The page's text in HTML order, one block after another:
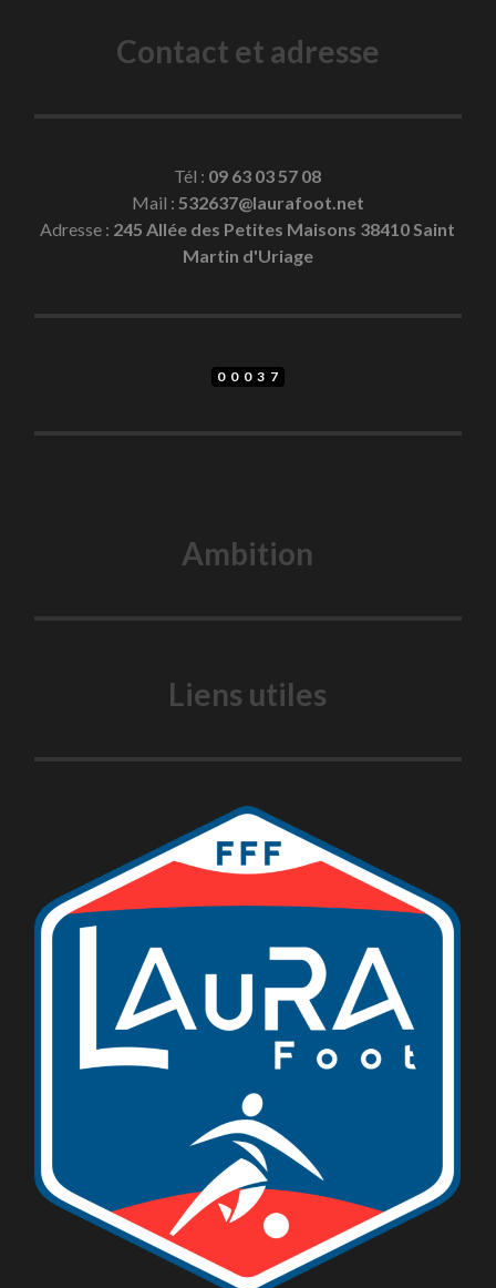
Contact et adresse
Tél : 09 63 03 57 08
Mail : 532637@laurafoot.net
Adresse : 245 Allée des Petites Maisons 38410 Saint
Martin d'Uriage
00037
Ambition
Liens utiles